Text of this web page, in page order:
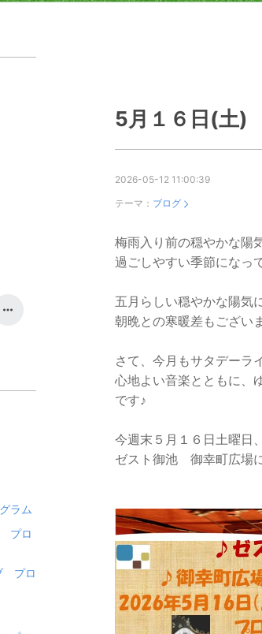
5月１６日(土)
2026-05-12 11:00:39
テーマ： ブログ
梅雨入り前の穏やかな陽
過ごしやすい季節になっ
五月らしい穏やかな陽気
朝晩との寒暖差もござい
さて、今月もサタデーラ
心地よい音楽とともに、
です♪
今週末５月１６日土曜日、
ゼスト御池 御幸町広場
ラム
プロ
プロ